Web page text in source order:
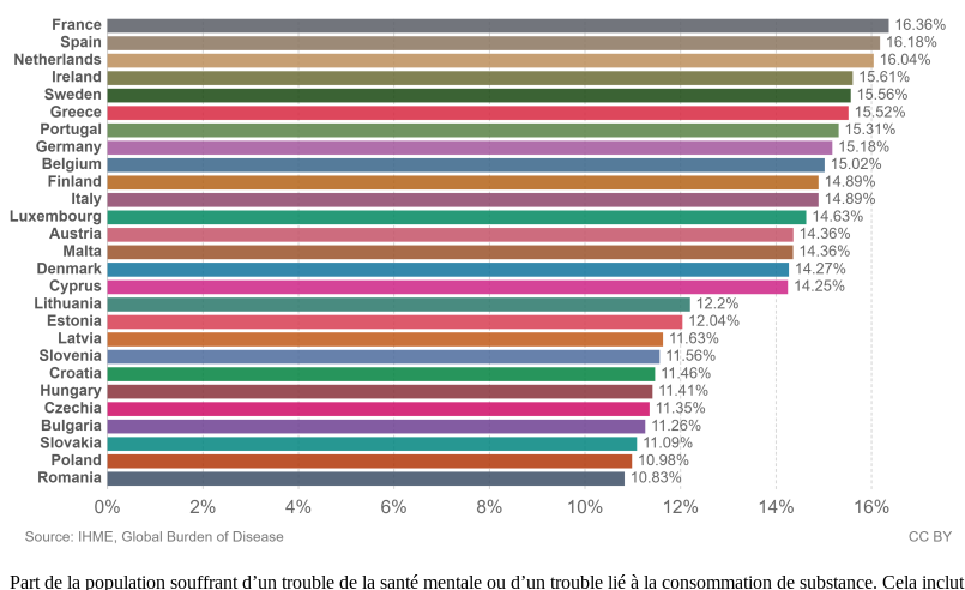
Part de la population souffrant d’un trouble de la santé mentale ou d’un trouble lié à la consommation de substance. Cela inclut